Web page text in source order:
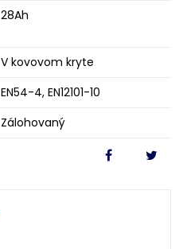
28Ah
V kovovom kryte
EN54-4, EN12101-10
Zálohovaný